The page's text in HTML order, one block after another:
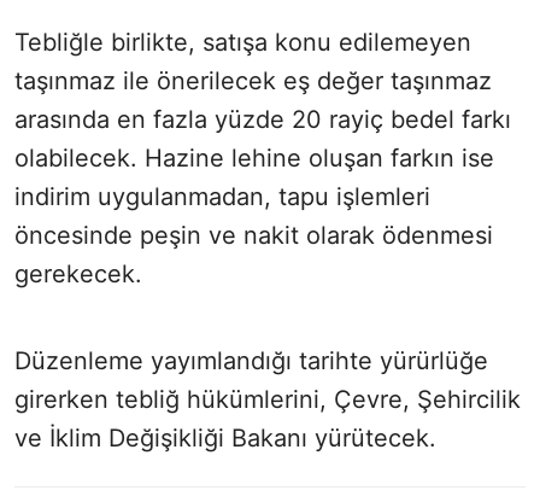
Tebliğle birlikte, satışa konu edilemeyen
taşınmaz ile önerilecek eş değer taşınmaz
arasında en fazla yüzde 20 rayiç bedel farkı
olabilecek. Hazine lehine oluşan farkın ise
indirim uygulanmadan, tapu işlemleri
öncesinde peşin ve nakit olarak ödenmesi
gerekecek.
Düzenleme yayımlandığı tarihte yürürlüğe
girerken tebliğ hükümlerini, Çevre, Şehircilik
ve İklim Değişikliği Bakanı yürütecek.